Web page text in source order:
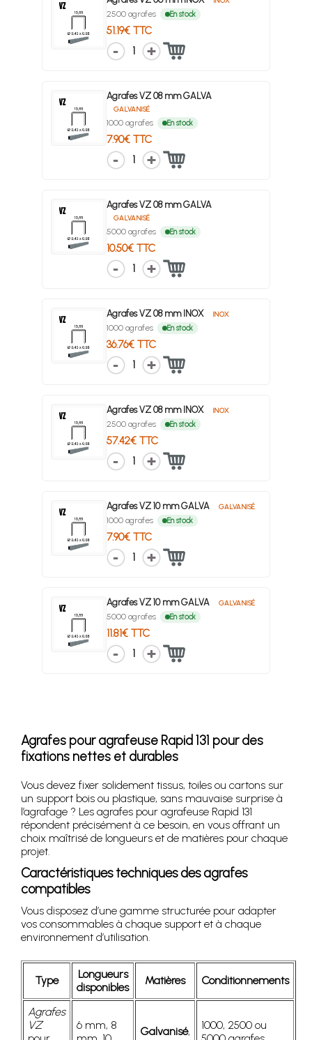
2500 agrafes En stock
51.19€ TTC
1
Agrafes VZ 08 mm GALVA
GALVANISÉ
1000 agrafes En stock
7.90€ TTC
1
Agrafes VZ 08 mm GALVA
GALVANISÉ
5000 agrafes En stock
10.50€ TTC
1
Agrafes VZ 08 mm INOX INOX
1000 agrafes En stock
36.76€ TTC
1
Agrafes VZ 08 mm INOX INOX
2500 agrafes En stock
57.42€ TTC
1
Agrafes VZ 10 mm GALVA GALVANISÉ
1000 agrafes En stock
7.90€ TTC
1
Agrafes VZ 10 mm GALVA GALVANISÉ
5000 agrafes En stock
11.81€ TTC
1
Agrafes pour agrafeuse Rapid 131 pour des
fixations nettes et durables
Vous devez fixer solidement tissus, toiles ou cartons sur
un support bois ou plastique, sans mauvaise surprise à
l’agrafage ? Les agrafes pour agrafeuse Rapid 131
répondent précisément à ce besoin, en vous offrant un
choix maîtrisé de longueurs et de matières pour chaque
projet.
Caractéristiques techniques des agrafes
compatibles
Vous disposez d’une gamme structurée pour adapter
vos consommables à chaque support et à chaque
environnement d’utilisation.
Type
Longueurs
disponibles
Matières Conditionnements
Agrafes
VZ
6 mm, 8
Galvanisé,
1000, 2500 ou